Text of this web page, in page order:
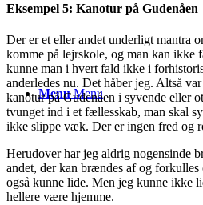
Menu Menu
Eksempel 5: Kanotur på Gudenåen
Der er et eller andet underligt mantra
komme på lejrskole, og man kan
kunne man i hvert fald ikke i
anderledes nu. Det håber jeg. Altså
kanotur på Gudenåen i syvende eller
tvunget ind i et fællesskab, man skal
ikke slippe væk. Der er ingen fred og
Herudover har jeg aldrig nogensinde
andet, der kan brændes af og
også kunne lide. Men jeg kunne ikke
hellere være hjemme.